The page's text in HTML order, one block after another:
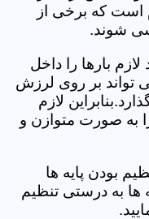
است که برخی از
شوند.
بارها را داخل
تواند بر روی لرزش
لازم
به صورت متوازن و
بودن پایه ها
ها به درستی تنظیم